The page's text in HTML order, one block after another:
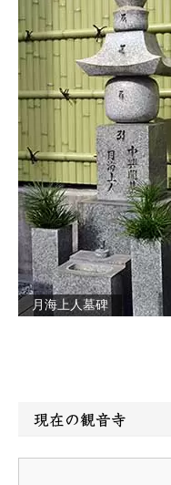
月海上人墓碑
現在の観音寺